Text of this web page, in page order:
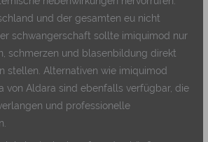
und der gesamten eu nicht
schwangerschaft sollte imiquimod nur
schmerzen und blasenbildung direkt
stellen. Alternativen wie imiquimod
von Aldara sind ebenfalls verfügbar, die
und professionelle